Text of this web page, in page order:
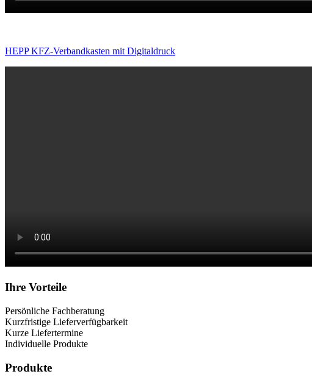
HEPP KFZ-Verbandkasten mit Digitaldruck
Ihre Vorteile
Persönliche Fachberatung
Kurzfristige Lieferverfügbarkeit
Kurze Liefertermine
Individuelle Produkte
Produkte